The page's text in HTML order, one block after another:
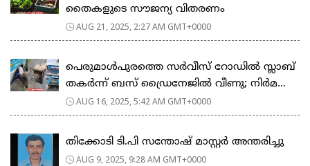
തൈകളുടെ സൗജന്യ വിതരണം
AUG 21, 2025, 2:27 AM GMT+0000
പെരുമാൾപുരത്തെ സർവീസ് റോഡിൽ സ്ലാബ്
തകർന്ന് ബസ് ഡ്രൈനേജിൽ വീണു; നിർമ...
AUG 16, 2025, 5:42 AM GMT+0000
തിക്കോടി ടി.പി സന്തോഷ് മാസ്റ്റർ അന്തരിച്ചു
AUG 9, 2025, 9:28 AM GMT+0000